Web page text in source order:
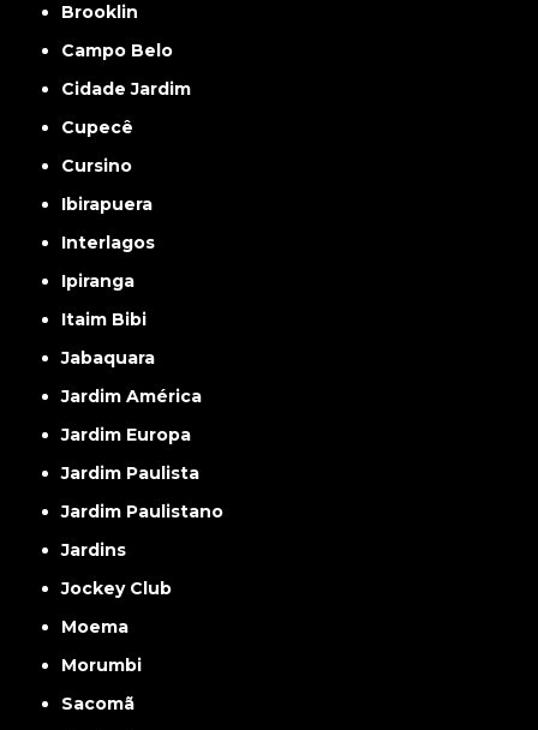
Brooklin
Campo Belo
Cidade Jardim
Cupecê
Cursino
Ibirapuera
Interlagos
Ipiranga
Itaim Bibi
Jabaquara
Jardim América
Jardim Europa
Jardim Paulista
Jardim Paulistano
Jardins
Jockey Club
Moema
Morumbi
Sacomã